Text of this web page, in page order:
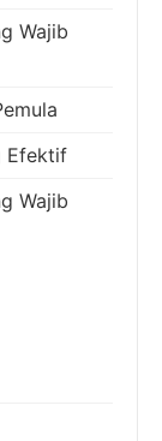
Wajib
Efektif
Wajib